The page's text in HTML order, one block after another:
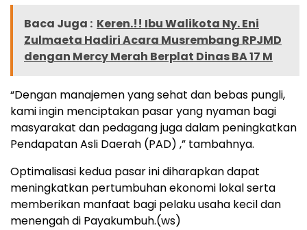
Baca Juga : Keren.!! Ibu Walikota Ny. Eni
Zulmaeta Hadiri Acara Musrembang RPJMD
dengan Mercy Merah Berplat Dinas BA 17 M
“Dengan manajemen yang sehat dan bebas pungli,
kami ingin menciptakan pasar yang nyaman bagi
masyarakat dan pedagang juga dalam peningkatkan
Pendapatan Asli Daerah (PAD) ,” tambahnya.
Optimalisasi kedua pasar ini diharapkan dapat
meningkatkan pertumbuhan ekonomi lokal serta
memberikan manfaat bagi pelaku usaha kecil dan
menengah di Payakumbuh.(ws)